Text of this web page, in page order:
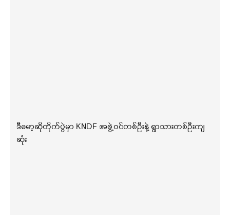
ဒီမော့ဆိုတိုက်ပွဲမှာ KNDF အဖွဲ့ဝင်တစ်ဦးနဲ့ ရွာသားတစ်ဦးကျ
ဆုံး